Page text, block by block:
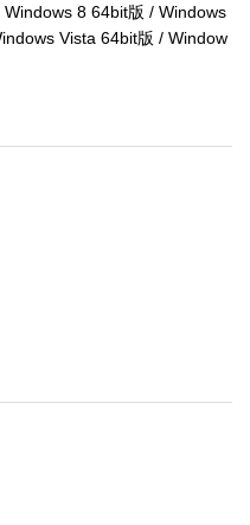
8 64bit版 / Windows
Vista 64bit版 / Window